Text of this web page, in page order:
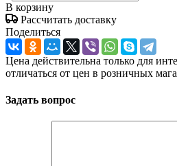
В корзину
Рассчитать доставку
Поделиться
Цена действительна только для
отличаться от цен в розничных
Задать вопрос